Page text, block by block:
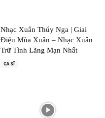
Nhạc Xuân Thúy Nga | Giai
Điệu Mùa Xuân – Nhạc Xuân
Trữ Tình Lãng Mạn Nhất
CA SĨ